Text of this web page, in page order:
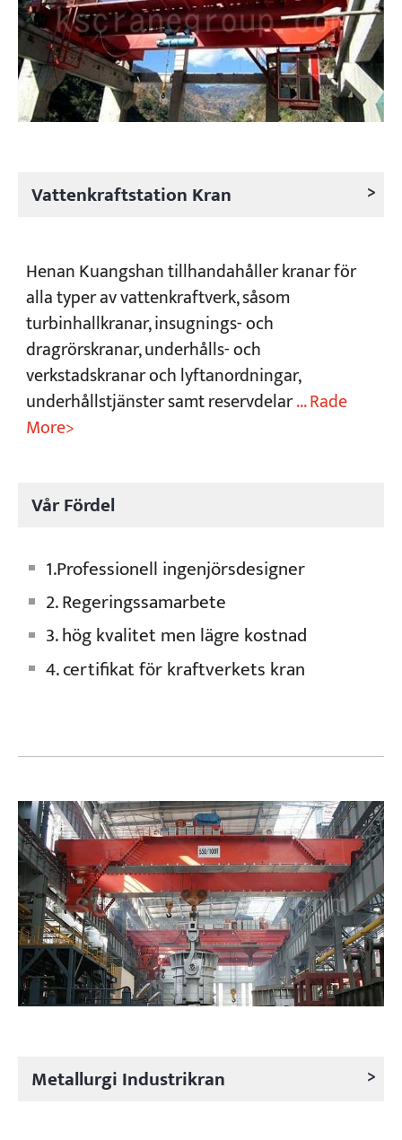
Vattenkraftstation Kran >
Henan Kuangshan tillhandahåller kranar för
alla typer av vattenkraftverk, såsom
turbinhallkranar, insugnings- och
dragrörskranar, underhålls- och
verkstadskranar och lyftanordningar,
underhållstjänster samt reservdelar... Rade
More>
Vår Fördel
1.Professionell ingenjörsdesigner
2. Regeringssamarbete
3. hög kvalitet men lägre kostnad
4. certifikat för kraftverkets kran
Metallurgi Industrikran >